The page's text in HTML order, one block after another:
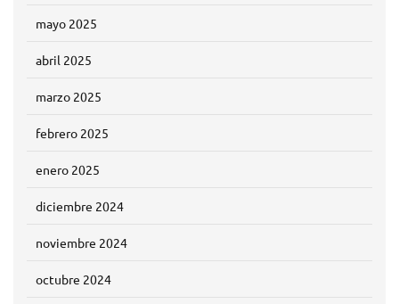
mayo 2025
abril 2025
marzo 2025
febrero 2025
enero 2025
diciembre 2024
noviembre 2024
octubre 2024